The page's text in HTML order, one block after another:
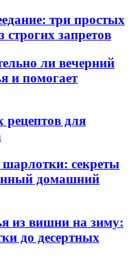
три простых
строгих запретов
ли вечерний
и помогает
рецептов для
секреты
домашний
из вишни на зиму:
до десертных